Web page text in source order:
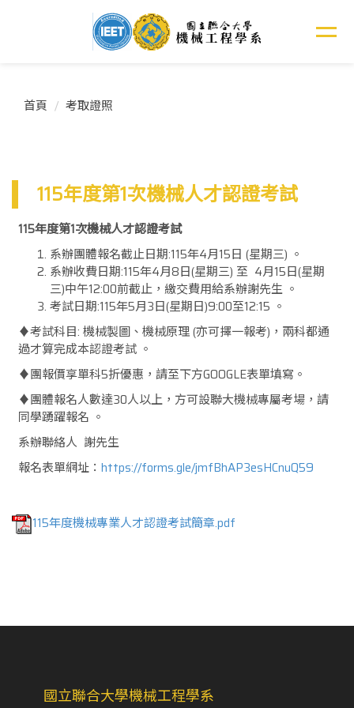
首頁 考取證照
115年度第1次機械人才認證考試
115年度第1次機械人才認證考試
系辦團體報名截止日期:115年4月15日 (星期三) 。
系辦收費日期:115年4月8日(星期三) 至 4月15日(星期
三)中午12:00前截止，繳交費用給系辦謝先生 。
考試日期:115年5月3日(星期日)9:00至12:15 。
♦考試科目: 機械製圖、機械原理 (亦可擇一報考)，兩科都通
過才算完成本認證考試 。
♦團報價享單科5折優惠，請至下方GOOGLE表單填寫。
♦團體報名人數達30人以上，方可設聯大機械專屬考場，請
同學踴躍報名 。
系辦聯絡人 謝先生
報名表單網址： https://forms.gle/jmfBhAP3esHCnuQ59
115年度機械專業人才認證考試簡章.pdf
國立聯合大學機械工程學系